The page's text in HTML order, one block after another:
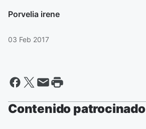
Porvelia irene
03 Feb 2017
Contenido patrocinado